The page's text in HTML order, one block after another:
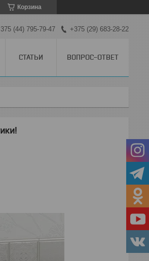
Корзина
(44) 795-79-47 +375 (29) 683-28-22
СТАТЬИ ВОПРОС-ОТВЕТ